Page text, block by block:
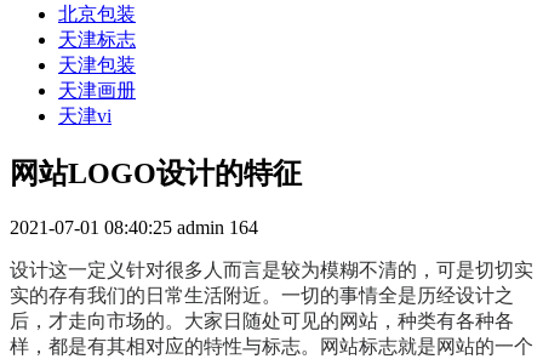
北京包装
天津标志
天津包装
天津画册
天津vi
网站LOGO设计的特征
2021-07-01 08:40:25 admin 164
设计这一定义针对很多人而言是较为模糊不清的，可是切切实
实的存有我们的日常生活附近。一切的事情全是历经设计之
后，才走向市场的。大家日随处可见的网站，种类有各种各
样，都是有其相对应的特性与标志。网站标志就是网站的一个